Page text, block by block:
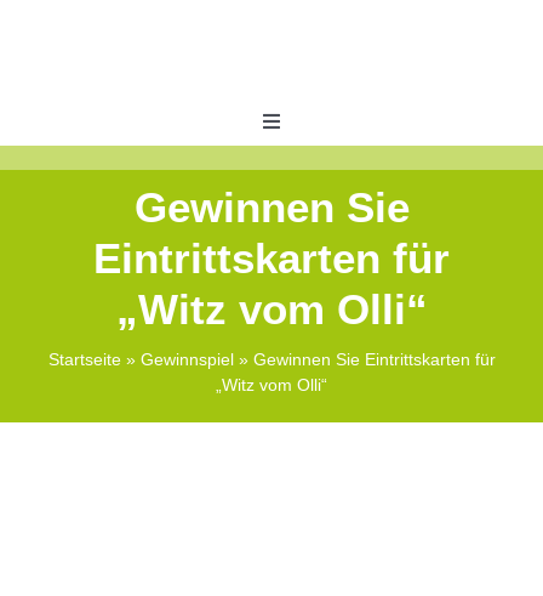
Toggle
Navigation
ABO Bonus
Zeitungswelt
Gewinnen Sie
Eintrittskarten für
„Witz vom Olli“
Startseite» Gewinnspiel» Gewinnen Sie Eintrittskarten für
„Witz vom Olli“